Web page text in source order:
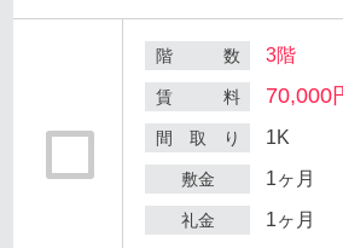
階 数 3階
賃 料 70,000
間 取 り 1K
敷金 1ヶ月
礼金 1ヶ月